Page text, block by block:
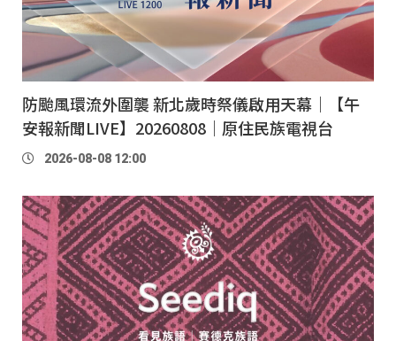
防颱風環流外圍襲 新北歲時祭儀啟用天幕｜【午
安報新聞LIVE】20260808｜原住民族電視台
2026-08-08 12:00